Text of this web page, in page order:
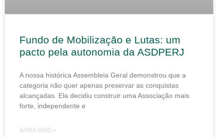
Fundo de Mobilização e Lutas: um
pacto pela autonomia da ASDPERJ
A nossa histórica Assembleia Geral demonstrou que a
categoria não quer apenas preservar as conquistas
alcançadas. Ela decidiu construir uma Associação mais
forte, independente e
SAIBA MAIS »